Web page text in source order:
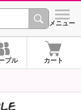
シメニュー
プル カート